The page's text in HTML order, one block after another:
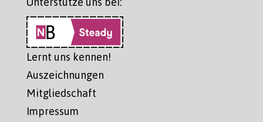
Lernt uns kennen!
Auszeichnungen
Mitgliedschaft
Impressum